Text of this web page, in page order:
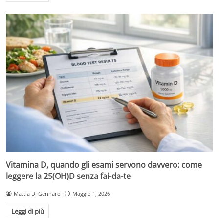
Vitamina D, quando gli esami servono davvero: come
leggere la 25(OH)D senza fai-da-te
Mattia Di Gennaro Maggio 1, 2026
Leggi di più